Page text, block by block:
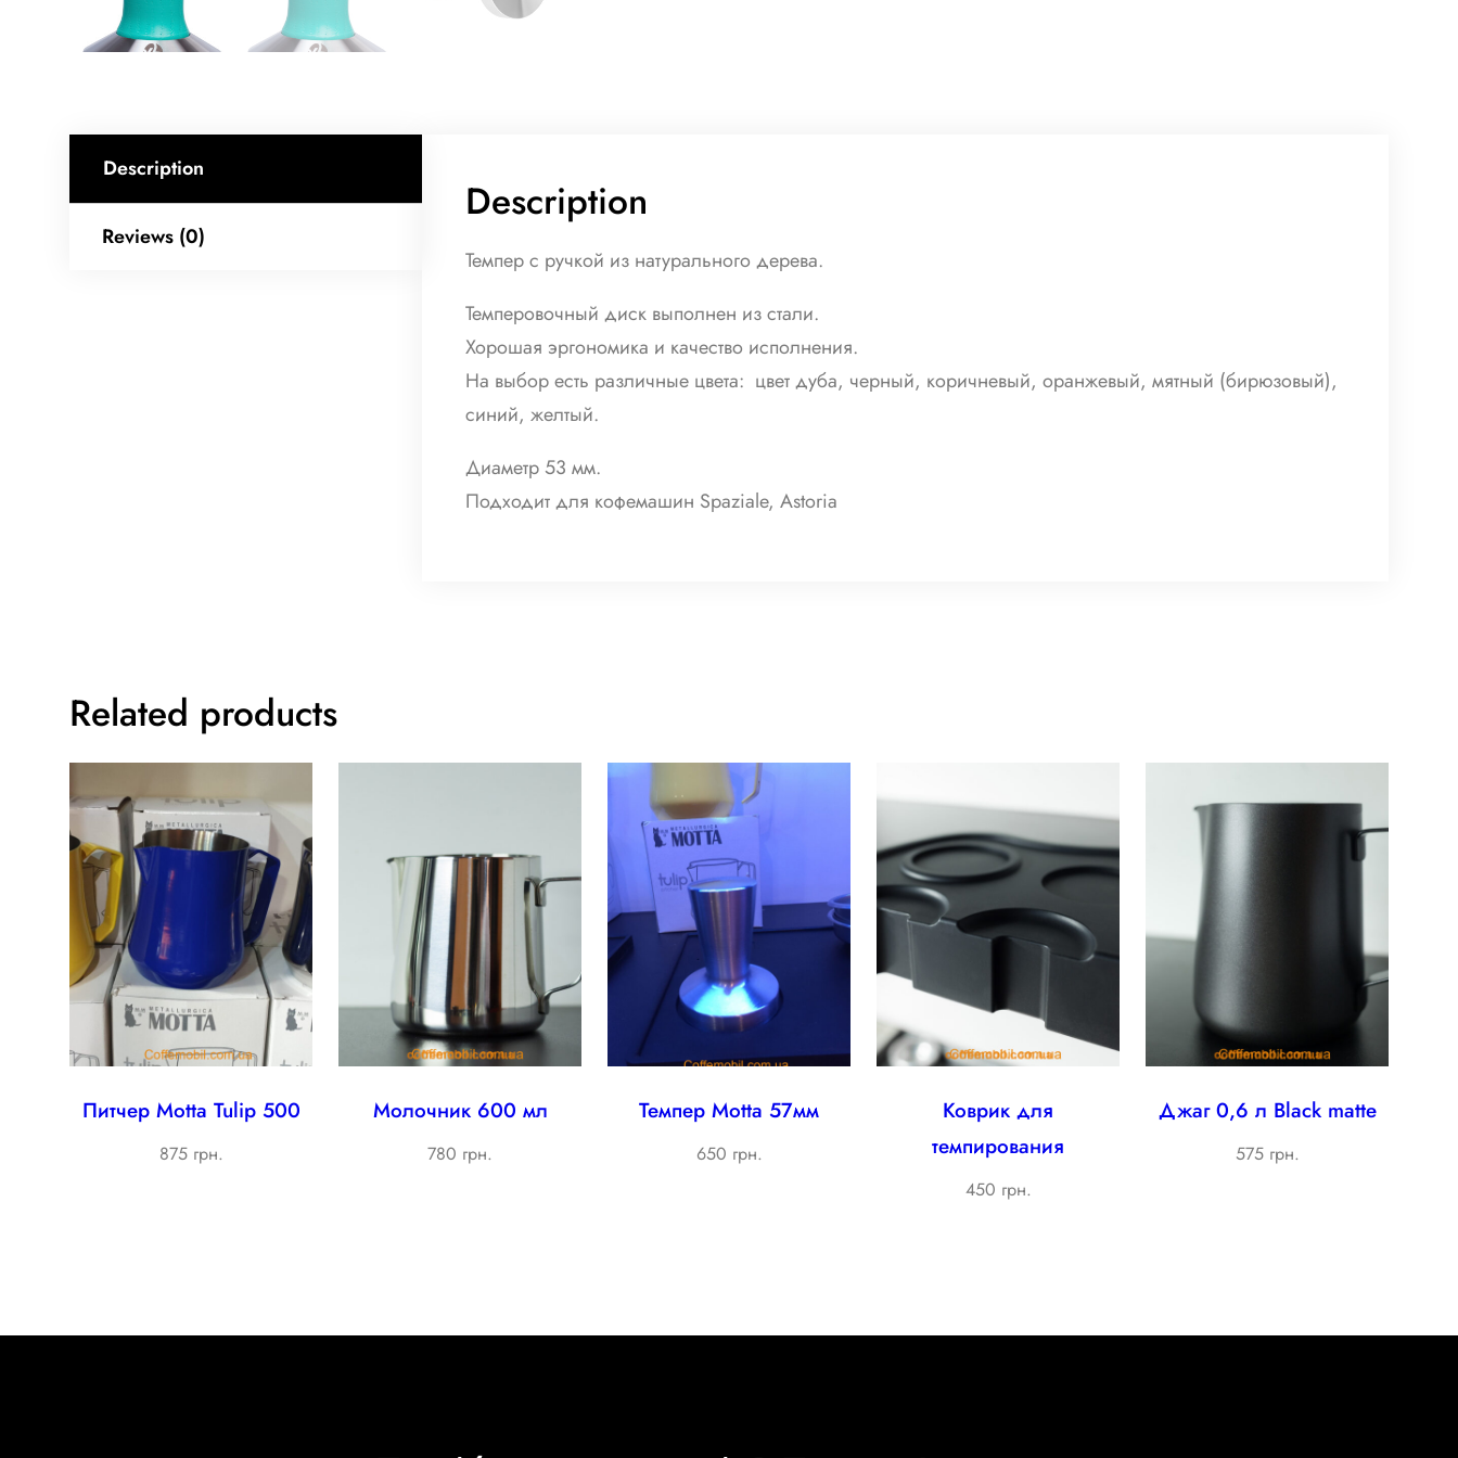
Description
Reviews (0)
Description
Темпер с ручкой из натурального дерева.
Темперовочный диск выполнен из стали.
Хорошая эргономика и качество исполнения.
На выбор есть различные цвета: цвет дуба, черный, коричневый, оранжевый, мятный (бирюзовый),
синий, желтый.
Диаметр 53 мм.
Подходит для кофемашин Spaziale, Astoria
Related products
Питчер Мotta Tulip 500
875 грн.
Молочник 600 мл
780 грн.
Темпер Motta 57мм
650 грн.
Коврик для
темпирования
450 грн.
Джаг 0,6 л Black matte
575 грн.